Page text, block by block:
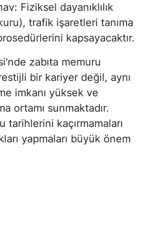
Fiziksel dayanıklılık
trafik işaretleri tanıma
kapsayacaktır.
zabıta memuru
bir kariyer değil, aynı
imkanı yüksek ve
ortamı sunmaktadır.
tarihlerini kaçırmamaları
yapmaları büyük önem